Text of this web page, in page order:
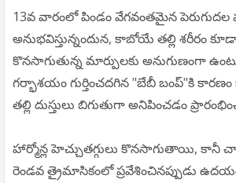
13వ వారంలో పిండం వేగవంతమైన
అనుభవిస్తున్నందున, కాబోయే తల్లి శరీరం
కొనసాగుతున్న మార్పులకు అనుగుణంగా
గర్భాశయం గుర్తించదగిన "బేబీ బంప్"కి
తల్లి దుస్తులు బిగుతుగా అనిపించడం
హార్మోన్ల హెచ్చుతగ్గులు కొనసాగుతాయి,
రెండవ త్రైమాసికంలో ప్రవేశించినప్పుడు